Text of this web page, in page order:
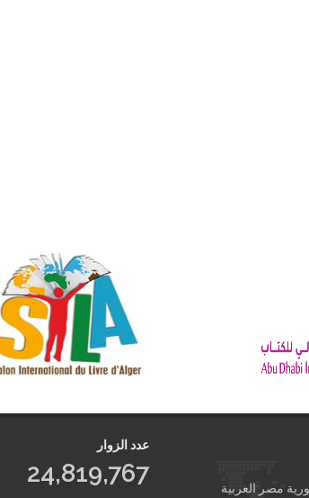
عدد الزوار
24,819,767